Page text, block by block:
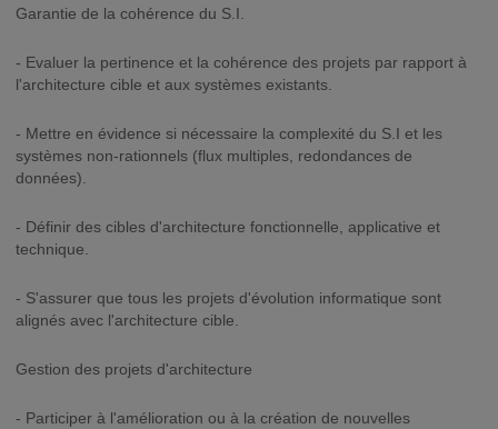
Garantie de la cohérence du S.I.
- Evaluer la pertinence et la cohérence des projets par rapport à
l'architecture cible et aux systèmes existants.
- Mettre en évidence si nécessaire la complexité du S.I et les
systèmes non-rationnels (flux multiples, redondances de
données).
- Définir des cibles d'architecture fonctionnelle, applicative et
technique.
- S'assurer que tous les projets d'évolution informatique sont
alignés avec l'architecture cible.
Gestion des projets d'architecture
- Participer à l'amélioration ou à la création de nouvelles